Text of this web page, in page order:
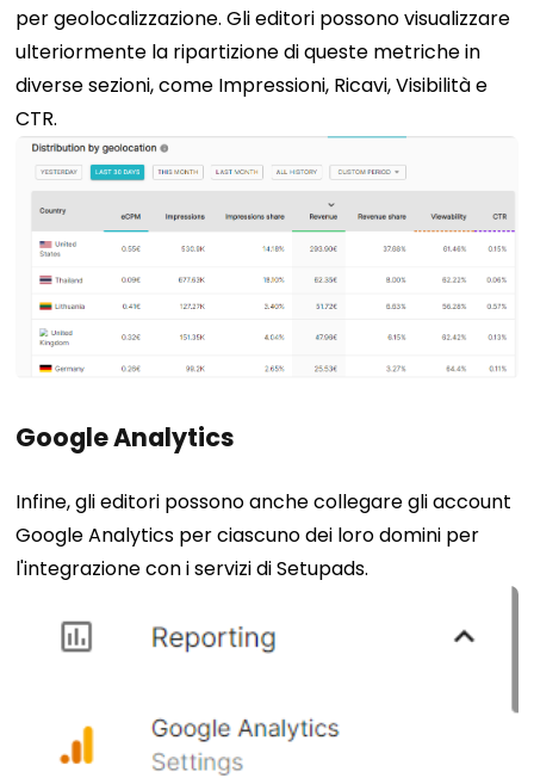
per geolocalizzazione. Gli editori possono visualizzare
ulteriormente la ripartizione di queste metriche in
diverse sezioni, come Impressioni, Ricavi, Visibilità e
CTR.
Google Analytics
Infine, gli editori possono anche collegare gli account
Google Analytics per ciascuno dei loro domini per
l'integrazione con i servizi di Setupads.